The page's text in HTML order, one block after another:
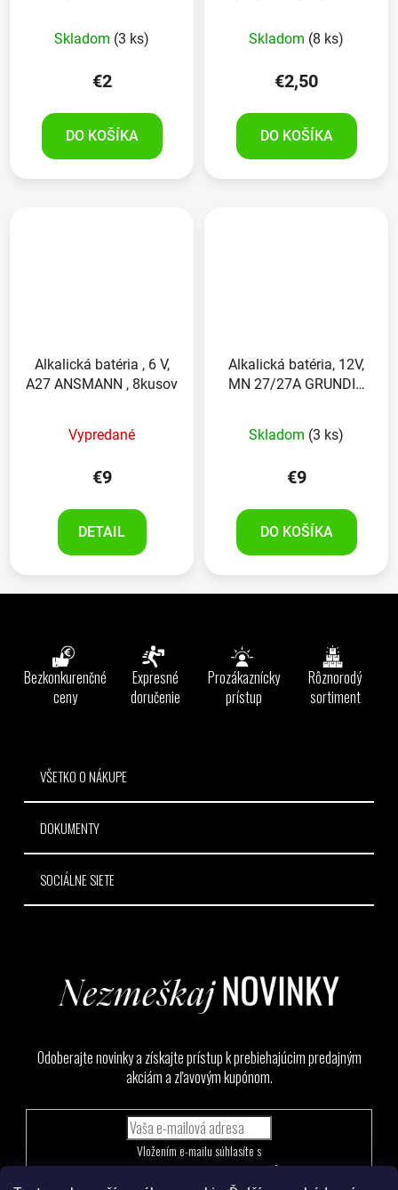
Skladom (3 ks)
€2
DO KOŠÍKA
Skladom (8 ks)
€2,50
DO KOŠÍKA
Alkalická batéria , 6 V,
A27 ANSMANN , 8kusov
Vypredané
€9
DETAIL
Alkalická batéria, 12V,
MN 27/27A GRUNDIG
Skladom (3 ks)
€9
DO KOŠÍKA
Bezkonkurenčné
ceny
Expresné
doručenie
Prozákaznícky
prístup
Rôznorodý
sortiment
VŠETKO O NÁKUPE
DOKUMENTY
SOCIÁLNE SIETE
Odoberajte novinky a získajte prístup k prebiehajúcim predajným
akciám a zľavovým kupónom.
podmienkami ochrany osobných údajov